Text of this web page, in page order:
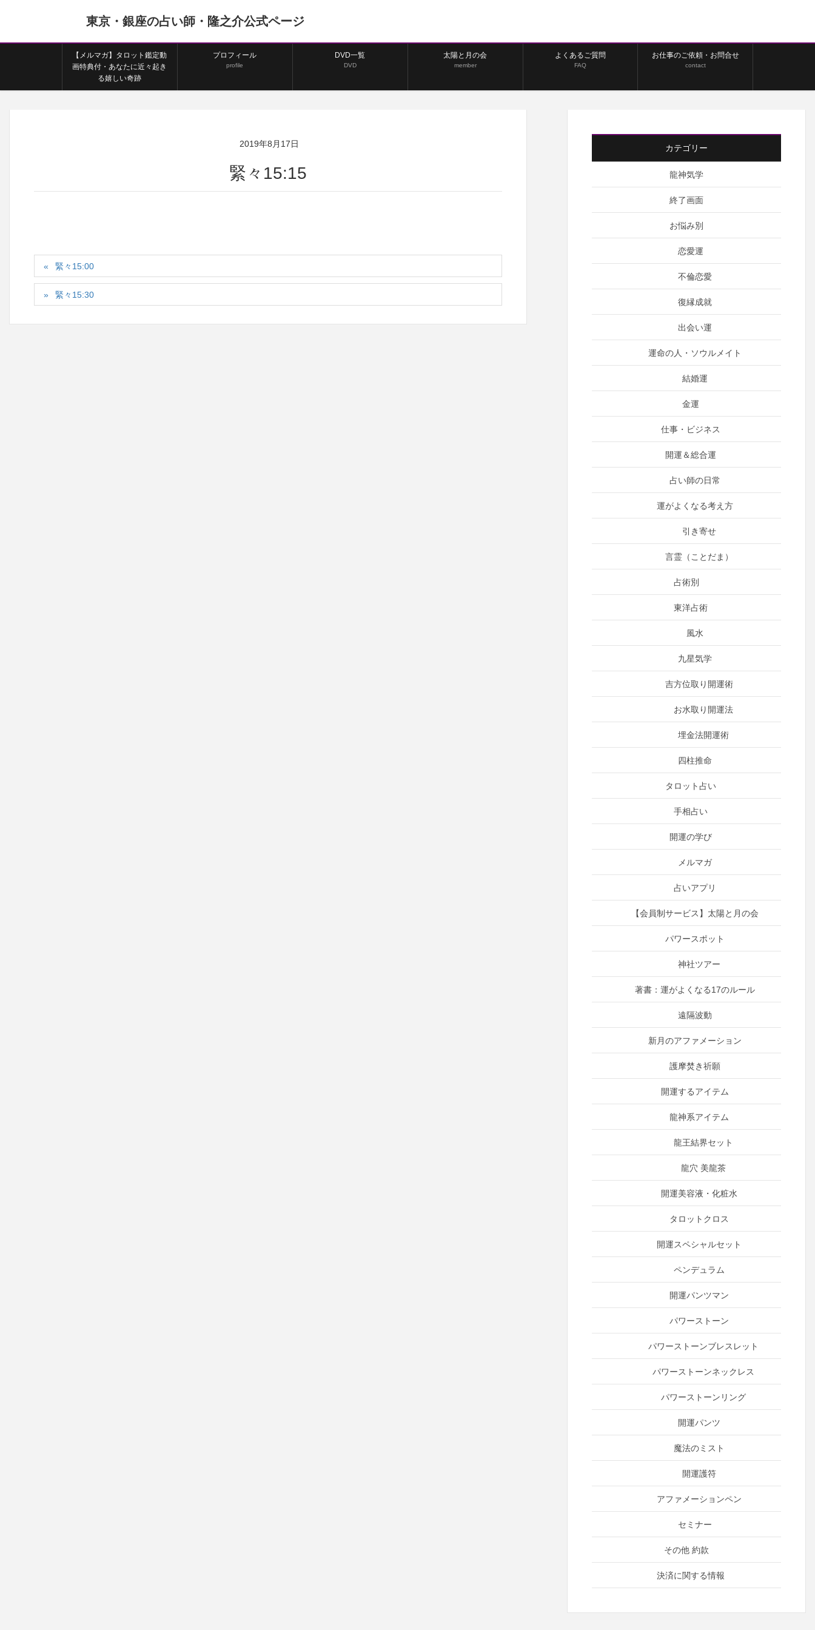
東京・銀座の占い師・隆之介公式ページ
【メルマガ】タロット鑑定動
画特典付・あなたに近々起き
る嬉しい奇跡
プロフィール
profile
DVD一覧
DVD
太陽と月の会
member
よくあるご質問
FAQ
お仕事のご依頼・お問合せ
contact
2019年8月17日
緊々15:15
緊々15:00
緊々15:30
カテゴリー
龍神気学
終了画面
お悩み別
恋愛運
不倫恋愛
復縁成就
出会い運
運命の人・ソウルメイト
結婚運
金運
仕事・ビジネス
開運＆総合運
占い師の日常
運がよくなる考え方
引き寄せ
言霊（ことだま）
占術別
東洋占術
風水
九星気学
吉方位取り開運術
お水取り開運法
埋金法開運術
四柱推命
タロット占い
手相占い
開運の学び
メルマガ
占いアプリ
【会員制サービス】太陽と月の会
パワースポット
神社ツアー
著書：運がよくなる17のルール
遠隔波動
新月のアファメーション
護摩焚き祈願
開運するアイテム
龍神系アイテム
龍王結界セット
龍穴 美龍茶
開運美容液・化粧水
タロットクロス
開運スペシャルセット
ペンデュラム
開運パンツマン
パワーストーン
パワーストーンブレスレット
パワーストーンネックレス
パワーストーンリング
開運パンツ
魔法のミスト
開運護符
アファメーションペン
セミナー
その他 約款
決済に関する情報